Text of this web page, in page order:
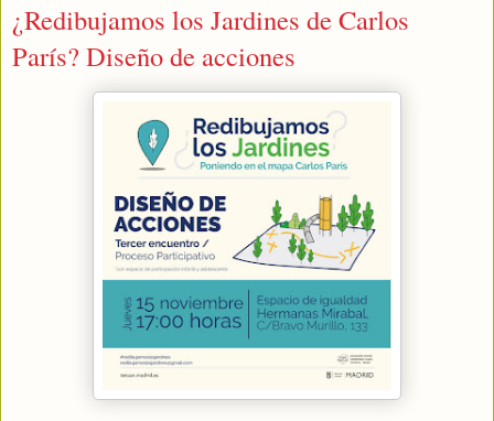
¿Redibujamos los Jardines de Carlos
París? Diseño de acciones